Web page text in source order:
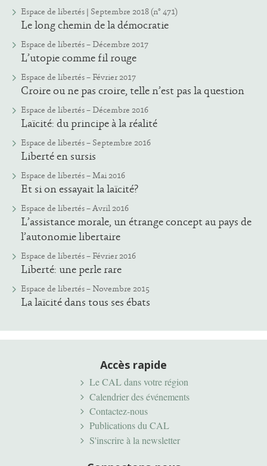
Espace de libertés | Septembre 2018 (n° 471)
Le long chemin de la démocratie
Espace de libertés – Décembre 2017
L’utopie comme fil rouge
Espace de libertés – Février 2017
Croire ou ne pas croire, telle n’est pas la question
Espace de libertés – Décembre 2016
Laïcité: du principe à la réalité
Espace de libertés – Septembre 2016
Liberté en sursis
Espace de libertés – Mai 2016
Et si on essayait la laïcité?
Espace de libertés – Avril 2016
L’assistance morale, un étrange concept au pays de
l’autonomie libertaire
Espace de libertés – Février 2016
Liberté: une perle rare
Espace de libertés – Novembre 2015
La laïcité dans tous ses ébats
Accès rapide
Le CAL dans votre région
Calendrier des événements
Contactez-nous
Publications du CAL
S'inscrire à la newsletter